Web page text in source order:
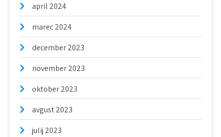
april 2024
marec 2024
december 2023
november 2023
oktober 2023
avgust 2023
julij 2023